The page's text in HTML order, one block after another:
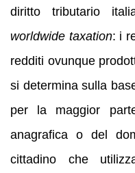
diritto tributario
worldwide taxation: i
redditi ovunque
si determina sulla
per la maggior
anagrafica o del
cittadino che